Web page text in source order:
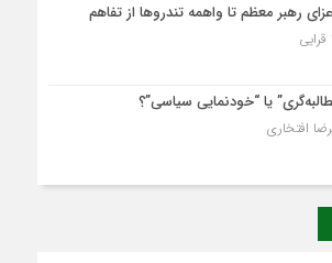
رهبر معظم تا واهمه تندروها از تفاهم
قرایی
یا “خودنمایی سیاسی”؟
افتخاری